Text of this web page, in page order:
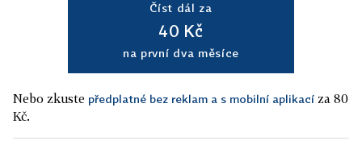
Číst dál za
40 Kč
na první dva měsíce
Nebo zkuste předplatné bez reklam a s mobilní aplikací za 80
Kč.